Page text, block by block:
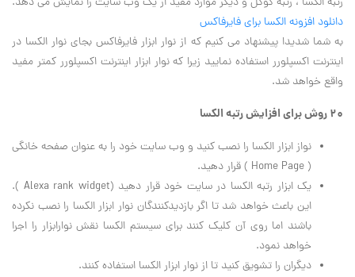
دانلود افزونه الکسا برای فایرفاکس
به شما شدیدا پیشنهاد می کنیم که از نوار ابزار فایرفاکس بجای نوار الکسا در
اینترنت اکسپلورر استفاده نمایید زیرا که نوار ابزار اینترنت اکسپلورر کمتر مفید
واقع خواهد شد.
۲۰ روش برای افزایش رتبه الکسا
نواز ابزار الکسا را نصب کنید و وب سایت خود را به عنوان صفحه خانگی
( Home Page ) قرار دهید.
یک ابزار رتبه الکسا در سایت خود قرار دهید (Alexa rank widget ).
این باعث خواهد شد تا اگر بازدیدکنندگان نوار ابزار الکسا را نصب نکرده
باشند اما روی آن کلیک کنند برای سیستم الکسا نقش نوارابزار را اجرا
خواهد نمود.
دیگران را تشویق کنید تا از نوار ابزار الکسا استفاده کنند.